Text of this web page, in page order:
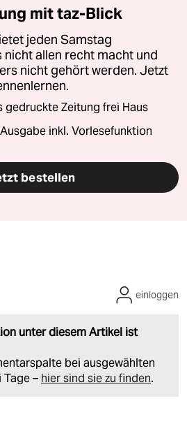
mit taz-Blick
jeden Samstag
allen recht macht und
nicht gehört werden. Jetzt
gedruckte Zeitung frei Haus
inkl. Vorlesefunktion
bestellen
unter diesem Artikel ist
bei ausgewählten
– hier sind sie zu finden.
einloggen